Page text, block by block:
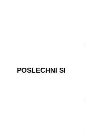
POSLECHNI SI